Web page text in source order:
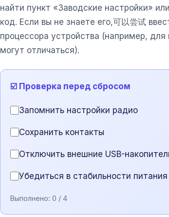
найти пункт «Заводские настройки»
код. Если вы не знаете его,可以尝试
процессора устройства (например,
могут отличаться).
☑️ Проверка перед сбросом
Запомнить настройки радио
Сохранить контакты
Отключить внешние USB-
Убедиться в стабильности питания
Выполнено: 0 / 4